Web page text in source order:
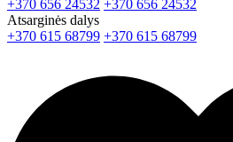
+370 656 24532 +370 656 24532
Atsarginės dalys
+370 615 68799 +370 615 68799